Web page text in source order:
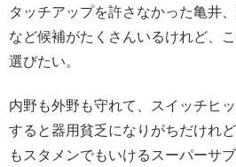
タッチアップを許さなかった亀井
など候補がたくさんいるけれど、
選びたい。
内野も外野も守れて、スイッチヒ
すると器用貧乏になりがちだけれ
もスタメンでもいけるスーパーサ